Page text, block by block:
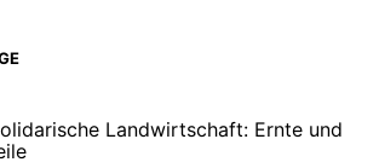
Landwirtschaft: Ernte und